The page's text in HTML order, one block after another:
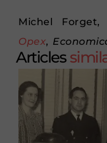
Michel Forget,
Opex,
Articles